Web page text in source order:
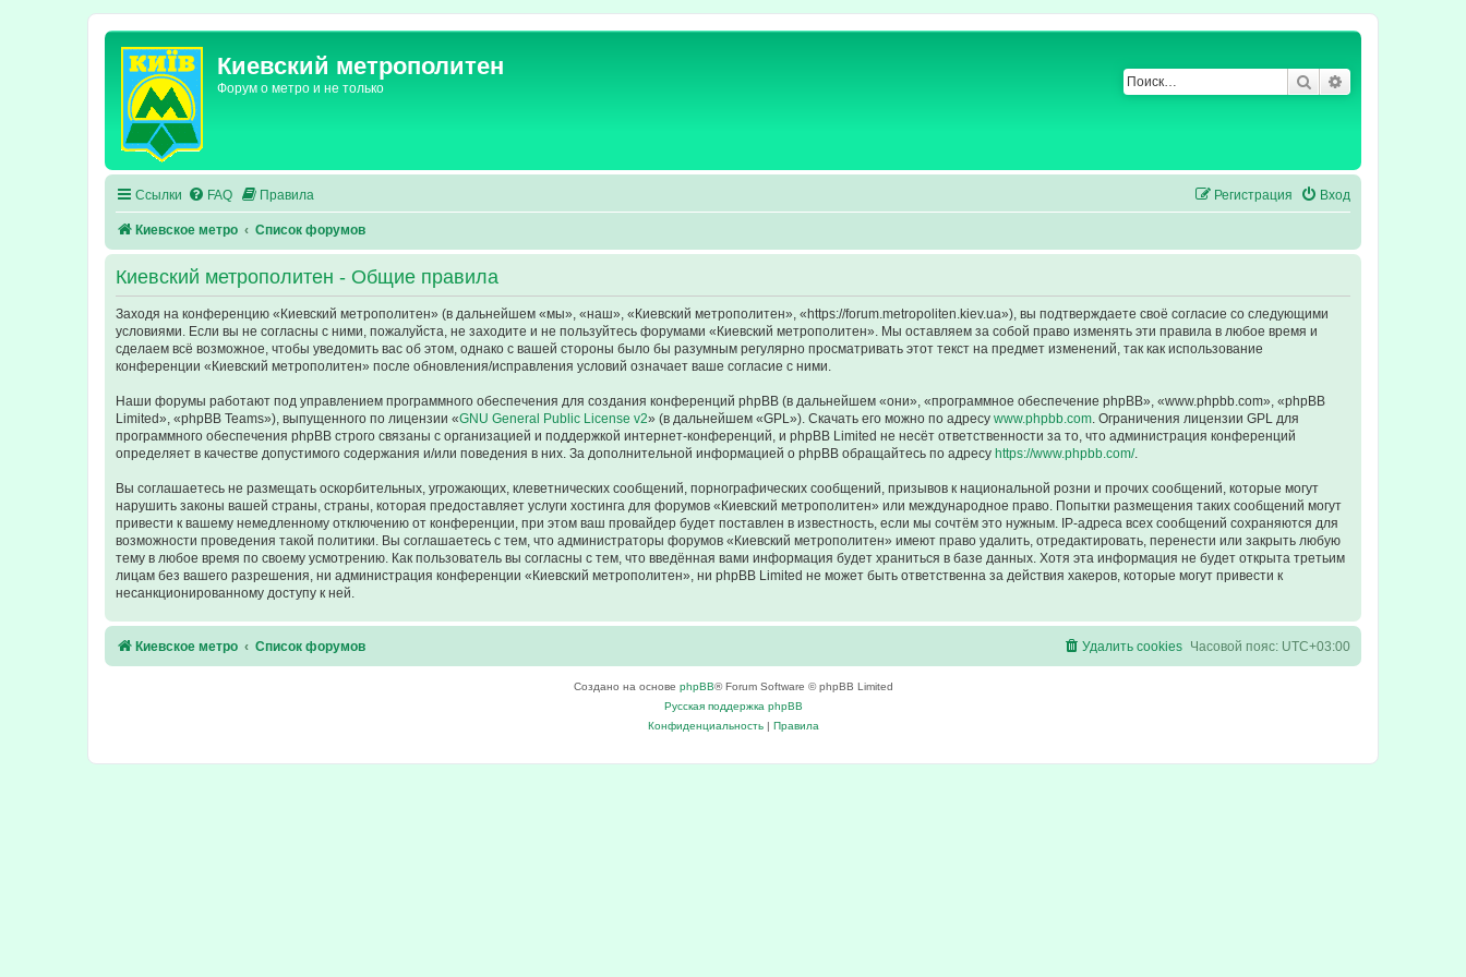
Киевский метрополитен
Форум о метро и не только Поиск
Ссылки FAQ Правила Вход
Регистрация
Киевское метро Список форумов
Киевский метрополитен - Общие правила
Заходя на конференцию «Киевский метрополитен» (в дальнейшем «мы», «наш», «Киевский метрополитен», «https://forum.metropoliten.kiev.ua»), вы подтверждаете своё согласие со следующими
условиями. Если вы не согласны с ними, пожалуйста, не заходите и не пользуйтесь форумами «Киевский метрополитен». Мы оставляем за собой право изменять эти правила в любое время и
сделаем всё возможное, чтобы уведомить вас об этом, однако с вашей стороны было бы разумным регулярно просматривать этот текст на предмет изменений, так как использование
конференции «Киевский метрополитен» после обновления/исправления условий означает ваше согласие с ними.
Наши форумы работают под управлением программного обеспечения для создания конференций phpBB (в дальнейшем «они», «программное обеспечение phpBB», «www.phpbb.com», «phpBB
Limited», «phpBB Teams»), выпущенного по лицензии «GNU General Public License v2» (в дальнейшем «GPL»). Скачать его можно по адресу www.phpbb.com. Ограничения лицензии GPL для
программного обеспечения phpBB строго связаны с организацией и поддержкой интернет-конференций, и phpBB Limited не несёт ответственности за то, что администрация конференций
определяет в качестве допустимого содержания и/или поведения в них. За дополнительной информацией о phpBB обращайтесь по адресу https://www.phpbb.com/.
Вы соглашаетесь не размещать оскорбительных, угрожающих, клеветнических сообщений, порнографических сообщений, призывов к национальной розни и прочих сообщений, которые могут
нарушить законы вашей страны, страны, которая предоставляет услуги хостинга для форумов «Киевский метрополитен» или международное право. Попытки размещения таких сообщений могут
привести к вашему немедленному отключению от конференции, при этом ваш провайдер будет поставлен в известность, если мы сочтём это нужным. IP-адреса всех сообщений сохраняются для
возможности проведения такой политики. Вы соглашаетесь с тем, что администраторы форумов «Киевский метрополитен» имеют право удалить, отредактировать, перенести или закрыть любую
тему в любое время по своему усмотрению. Как пользователь вы согласны с тем, что введённая вами информация будет храниться в базе данных. Хотя эта информация не будет открыта третьим
лицам без вашего разрешения, ни администрация конференции «Киевский метрополитен», ни phpBB Limited не может быть ответственна за действия хакеров, которые могут привести к
несанкционированному доступу к ней.
Киевское метро Список форумов Часовой пояс: UTC+03:00
Удалить cookies
Создано на основе phpBB® Forum Software © phpBB Limited
Русская поддержка phpBB
Конфиденциальность| Правила